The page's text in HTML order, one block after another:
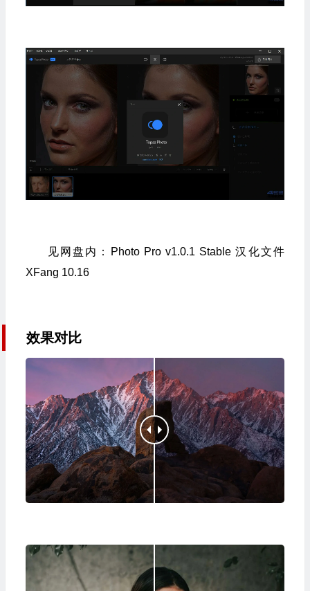
见网盘内：Photo Pro v1.0.1 Stable 汉化文件
XFang 10.16
效果对比